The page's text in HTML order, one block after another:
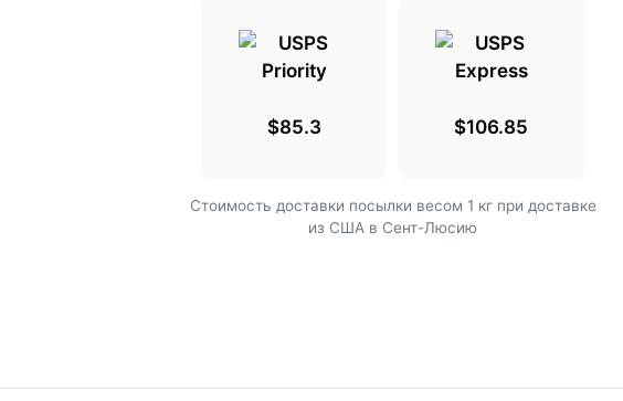
$85.3 $106.85
Cтоимость доставки посылки весом 1 кг при доставке
из США в Сент-Люсию